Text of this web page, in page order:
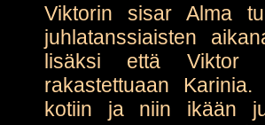
Viktorin sisar Alma
juhlatanssiaisten
lisäksi että Viktor
rakastettuaan
kotiin ja niin ikään